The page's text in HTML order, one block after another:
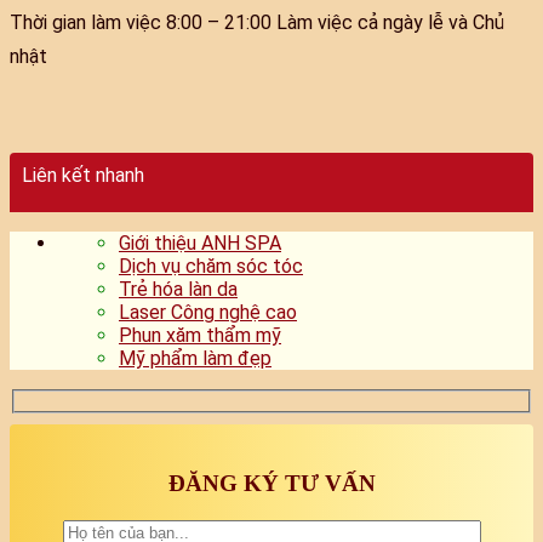
Thời gian làm việc 8:00 – 21:00 Làm việc cả ngày lễ và Chủ
nhật
Liên kết nhanh
Giới thiệu ANH SPA
Dịch vụ chăm sóc tóc
Trẻ hóa làn da
Laser Công nghệ cao
Phun xăm thẩm mỹ
Mỹ phẩm làm đẹp
ĐĂNG KÝ TƯ VẤN